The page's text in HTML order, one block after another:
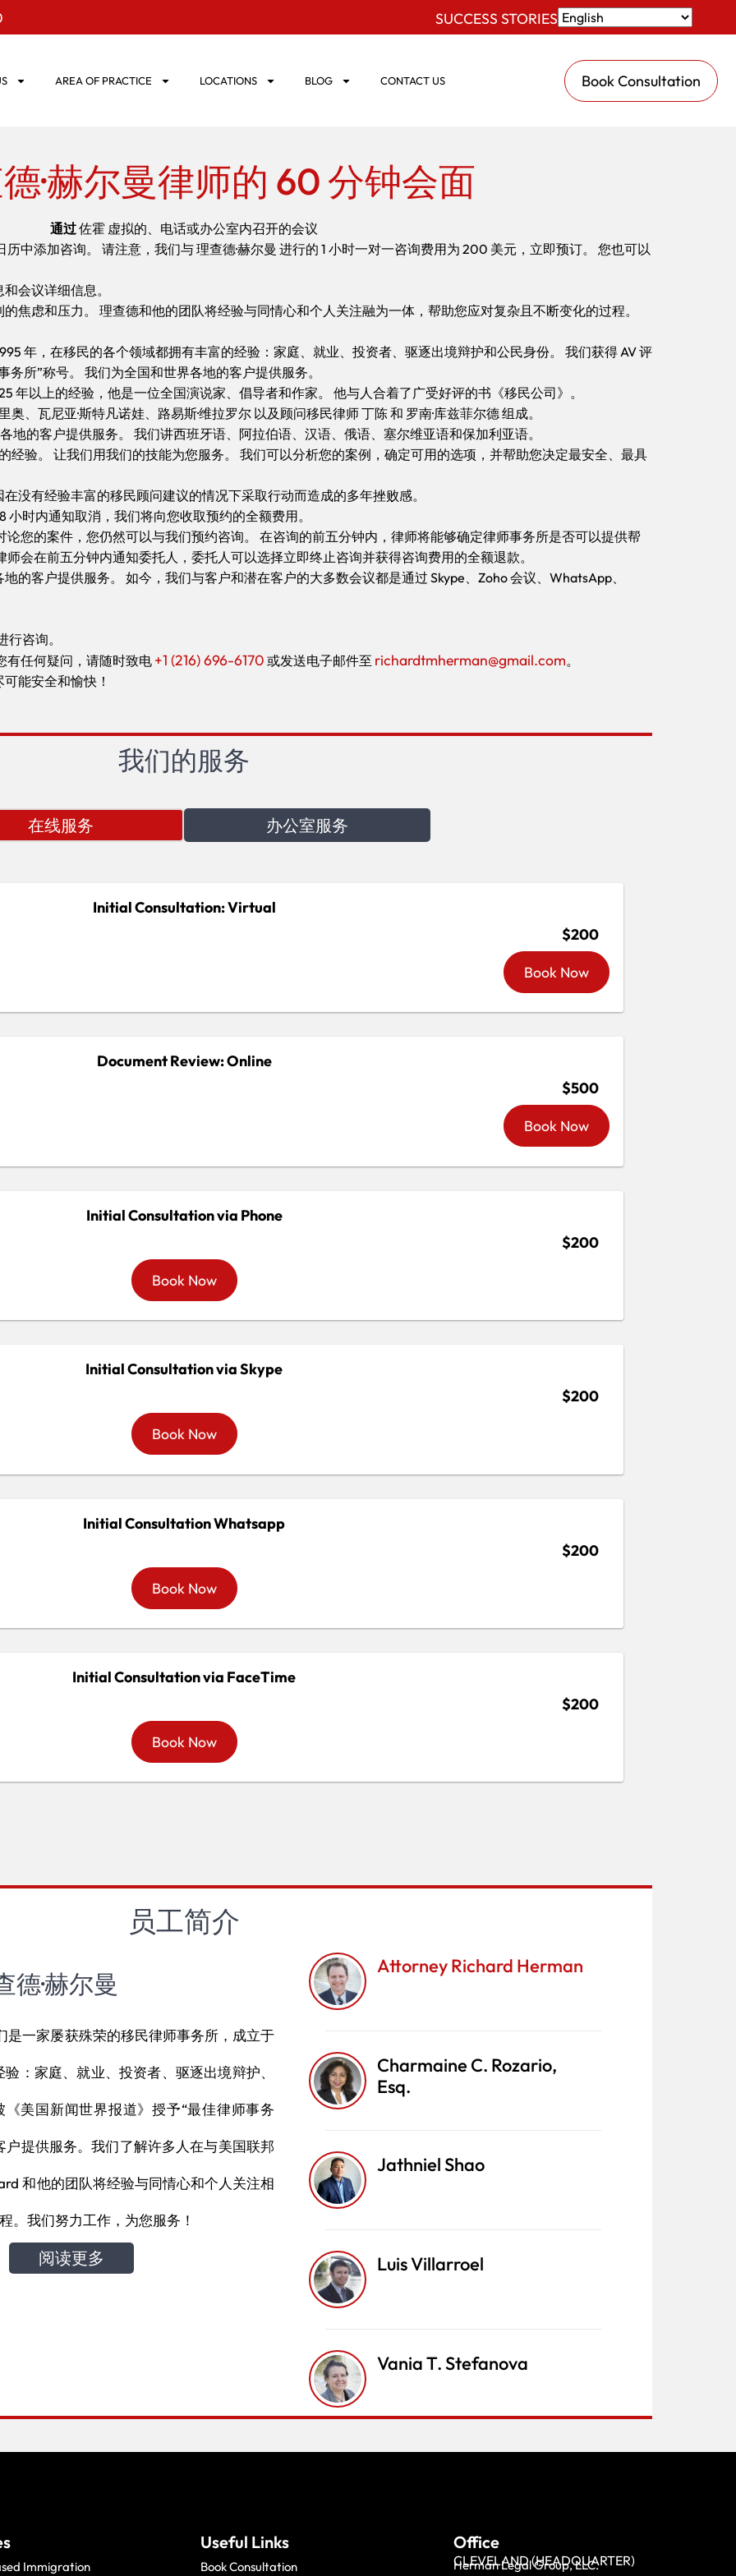
SUCCESS STORIES
AREA OF PRACTICE LOCATIONS BLOG CONTACT US Book Consultation
·赫尔曼律师的 60 分钟会面
通过佐霍 虚拟的、电话或办公室内召开的会议
中添加咨询。 请注意，我们与 理查德·赫尔曼 进行的 1 小时一对一咨询费用为 200 美元，立即预订。 您也可以
会议详细信息。
焦虑和压力。 理查德和他的团队将经验与同情心和个人关注融为一体，帮助您应对复杂且不断变化的过程。
年，在移民的各个领域都拥有丰富的经验：家庭、就业、投资者、驱逐出境辩护和公民身份。 我们获得 AV 评
所”称号。 我们为全国和世界各地的客户提供服务。
年以上的经验，他是一位全国演说家、倡导者和作家。 他与人合着了广受好评的书《移民公司》。
、瓦尼亚·斯特凡诺娃、路易斯·维拉罗尔 以及顾问移民律师 丁陈 和 罗南·库兹菲尔德 组成。
地的客户提供服务。 我们讲西班牙语、阿拉伯语、汉语、俄语、塞尔维亚语和保加利亚语。
经验。 让我们用我们的技能为您服务。 我们可以分析您的案例，确定可用的选项，并帮助您决定最安全、最具
没有经验丰富的移民顾问建议的情况下采取行动而造成的多年挫败感。
时内通知取消，我们将向您收取预约的全额费用。
您的案件，您仍然可以与我们预约咨询。 在咨询的前五分钟内，律师将能够确定律师事务所是否可以提供帮
会在前五分钟内通知委托人，委托人可以选择立即终止咨询并获得咨询费用的全额退款。
的客户提供服务。 如今，我们与客户和潜在客户的大多数会议都是通过 Skype、Zoho 会议、WhatsApp、
咨询。
有任何疑问，请随时致电 +1 (216) 696-6170 或发送电子邮件至 richardtmherman@gmail.com。
能安全和愉快！
我们的服务
在线服务 办公室服务
Initial Consultation: Virtual
$200
Book Now
Document Review: Online
$500
Book Now
Initial Consultation via Phone
$200
Book Now
Initial Consultation via Skype
$200
Book Now
Initial Consultation Whatsapp
$200
Book Now
Initial Consultation via FaceTime
$200
Book Now
员工简介
德·赫尔曼
一家屡获殊荣的移民律师事务所，成立于
：家庭、就业、投资者、驱逐出境辩护、
美国新闻世界报道》授予“最佳律师事务
提供服务。我们了解许多人在与美国联邦
和他的团队将经验与同情心和个人关注相
。我们努力工作，为您服务！
阅读更多
Attorney Richard Herman
Charmaine C. Rozario,
Esq.
Jathniel Shao
Luis Villarroel
Vania T. Stefanova
Immigration
Useful Links
Book Consultation
Office
CLEVELAND (HEADQUARTER)
Herman Legal Group, LLC.